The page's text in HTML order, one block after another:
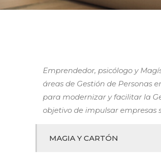
Emprendedor, psicólogo y
áreas de Gestión de Personas
para modernizar y facilitar la
objetivo de impulsar empresas
MAGIA Y CARTÓN